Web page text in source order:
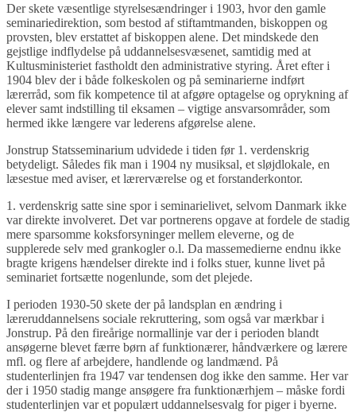
Der skete væsentlige styrelsesændringer i 1903, hvor den gamle
seminariedirektion, som bestod af stiftamtmanden, biskoppen og
provsten, blev erstattet af biskoppen alene. Det mindskede den
gejstlige indflydelse på uddannelsesvæsenet, samtidig med at
Kultusministeriet fastholdt den administrative styring. Året efter i
1904 blev der i både folkeskolen og på seminarierne indført
lærerråd, som fik kompetence til at afgøre optagelse og oprykning af
elever samt indstilling til eksamen – vigtige ansvarsområder, som
hermed ikke længere var lederens afgørelse alene.
Jonstrup Statsseminarium udvidede i tiden før 1. verdenskrig
betydeligt. Således fik man i 1904 ny musiksal, et sløjdlokale, en
læsestue med aviser, et lærerværelse og et forstanderkontor.
1. verdenskrig satte sine spor i seminarielivet, selvom Danmark ikke
var direkte involveret. Det var portnerens opgave at fordele de stadig
mere sparsomme koksforsyninger mellem eleverne, og de
supplerede selv med grankogler o.l. Da massemedierne endnu ikke
bragte krigens hændelser direkte ind i folks stuer, kunne livet på
seminariet fortsætte nogenlunde, som det plejede.
I perioden 1930-50 skete der på landsplan en ændring i
læreruddannelsens sociale rekruttering, som også var mærkbar i
Jonstrup. På den fireårige normallinje var der i perioden blandt
ansøgerne blevet færre børn af funktionærer, håndværkere og lærere
mfl. og flere af arbejdere, handlende og landmænd. På
studenterlinjen fra 1947 var tendensen dog ikke den samme. Her var
der i 1950 stadig mange ansøgere fra funktionærhjem – måske fordi
studenterlinjen var et populært uddannelsesvalg for piger i byerne.